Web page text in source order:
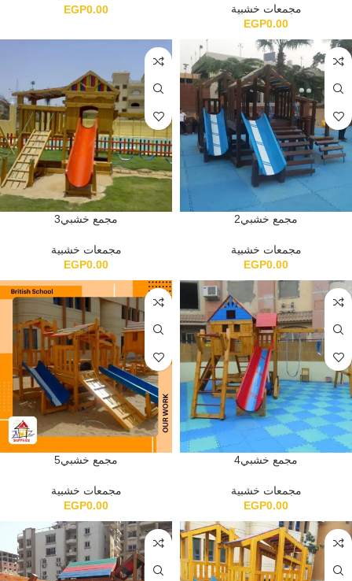
مجمعات خشبية
EGP0.00
EGP0.00
مجمع خشبي2
مجمعات خشبية
EGP0.00
مجمع خشبي3
مجمعات خشبية
EGP0.00
مجمع خشبي4
مجمعات خشبية
EGP0.00
مجمع خشبي5
مجمعات خشبية
EGP0.00